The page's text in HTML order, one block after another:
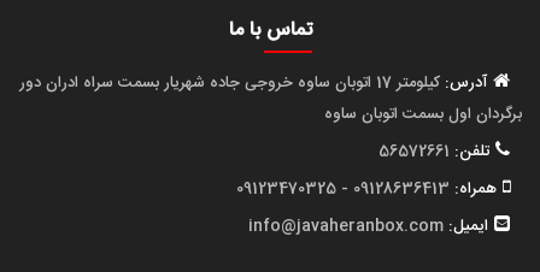
تماس با ما
آدرس:
کیلومتر 17 اتوبان ساوه خروجی جاده شهریار بسمت سراه ادران دور
برگردان اول بسمت اتوبان ساوه
تلفن:
همراه:
ایمیل: